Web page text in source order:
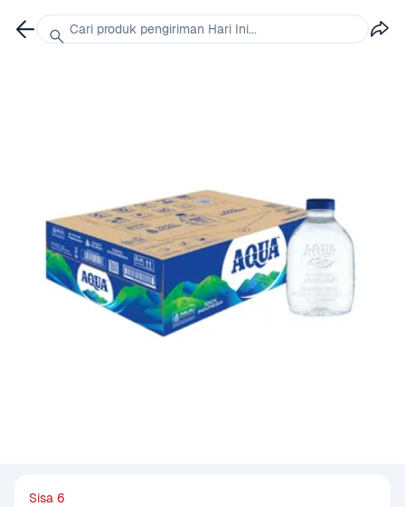
Sisa 6
Cari produk pengiriman Hari Ini...